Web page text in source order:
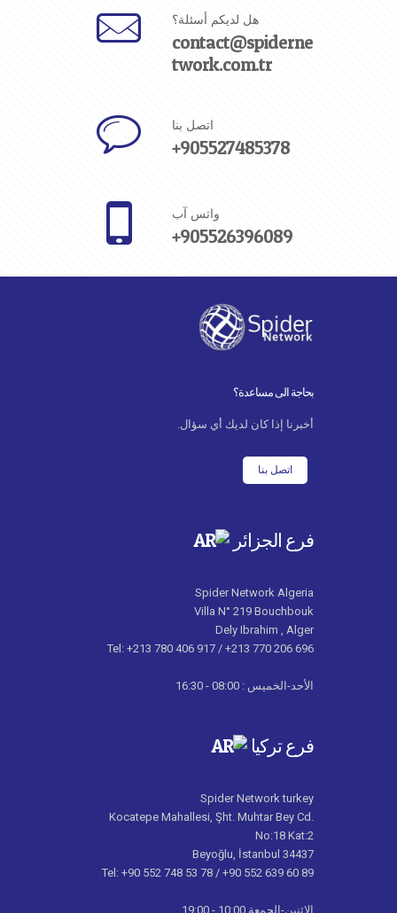
هل لديكم أسئلة؟
contact@spiderne
twork.com.tr
اتصل بنا
+905527485378
واتس آب
+905526396089
بحاجة الى مساعدة؟
أخبرنا إذا كان لديك أي سؤال.
اتصل بنا
فرع الجزائر
Spider Network Algeria
Villa N° 219 Bouchbouk
Dely Ibrahim , Alger
Tel: +213 780 406 917 / +213 770 206 696
الأحد-الخميس : 08:00 - 16:30
فرع تركيا
Spider Network turkey
Kocatepe Mahallesi, Şht. Muhtar Bey Cd.
No:18 Kat:2
34437 Beyoğlu, İstanbul
Tel: +90 552 748 53 78 / +90 552 639 60 89
الإثنين-الجمعة 10:00 - 19:00